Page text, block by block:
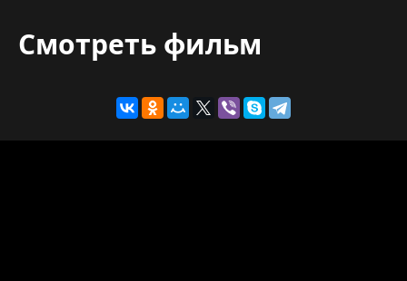
Смотреть фильм